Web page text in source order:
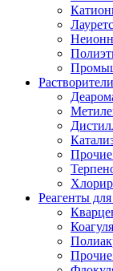
Растворители
Прочие
Реагенты
Прочие